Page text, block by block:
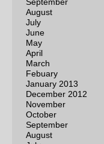
August
July
June
May
April
March
Febuary
January 2013
December 2012
November
October
September
August